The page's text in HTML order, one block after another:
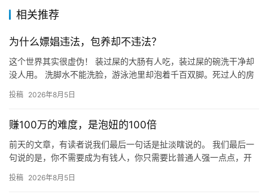
相关推荐
为什么嫖娼违法，包养却不违法？
这个世界其实很虚伪！ 装过屎的大肠有人吃，装过屎的碗洗干净却
没人用。 洗脚水不能洗脸，游泳池里却泡着千百双脚。死过人的房
被…
投稿 2026年8月5日
赚100万的难度，是泡妞的100倍
前天的文章，有读者说我们最后一句话是扯淡瞎说的。 我们最后一
句说的是，你不需要成为有钱人，你只需要比普通人强一点点，开
1…
投稿 2026年8月5日